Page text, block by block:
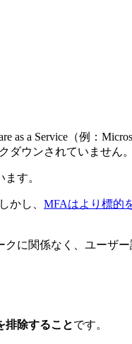
a Service（例：
ダウンされていません。
す。
かし、 MFAはより標的
に関係なく、ユーザ
排除することです。